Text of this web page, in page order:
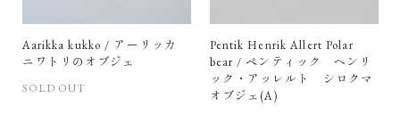
Aarikka kukko / アーリッカ
ニワトリのオブジェ
SOLD OUT
Pentik Henrik Allert Polar
bear / ペンティック ヘンリ
ック・アッレルト シロクマ
オブジェ(A)